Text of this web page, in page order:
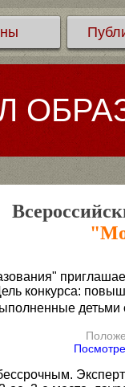
конкурса:
детьми